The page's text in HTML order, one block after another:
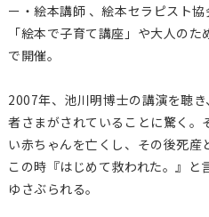
ー・絵本講師 、絵本セラピスト協
「絵本で子育て講座」や大人の
で開催。
2007年、池川明博士の講演を聴
者さまがされていることに驚く。
い赤ちゃんを亡くし、その後死産
この時『はじめて救われた。』と
ゆさぶられる。